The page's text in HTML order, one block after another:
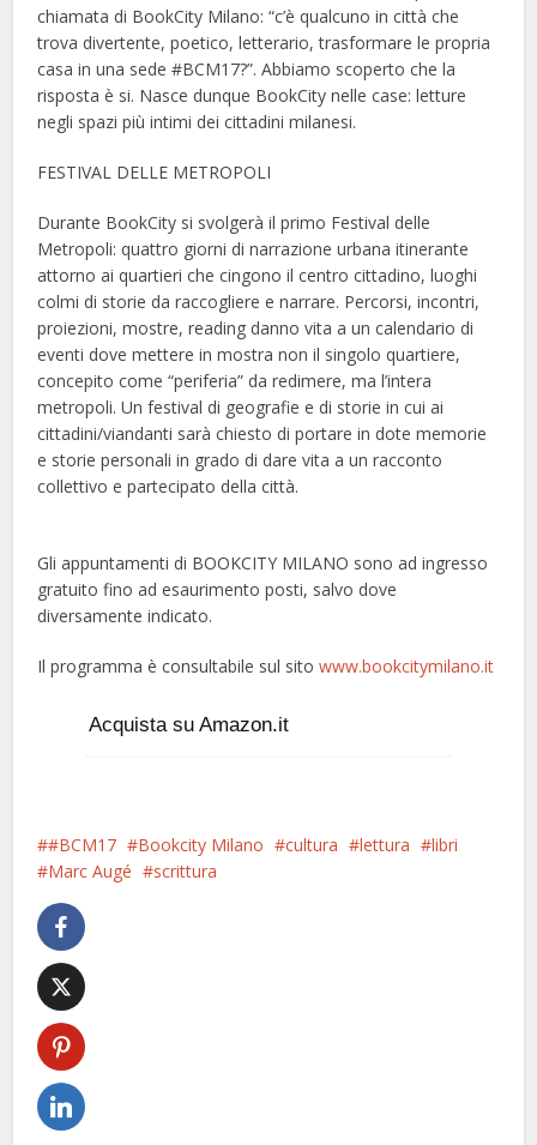
chiamata di BookCity Milano: “c’è qualcuno in città che
trova divertente, poetico, letterario, trasformare le propria
casa in una sede #BCM17?”. Abbiamo scoperto che la
risposta è si. Nasce dunque BookCity nelle case: letture
negli spazi più intimi dei cittadini milanesi.
FESTIVAL DELLE METROPOLI
Durante BookCity si svolgerà il primo Festival delle
Metropoli: quattro giorni di narrazione urbana itinerante
attorno ai quartieri che cingono il centro cittadino, luoghi
colmi di storie da raccogliere e narrare. Percorsi, incontri,
proiezioni, mostre, reading danno vita a un calendario di
eventi dove mettere in mostra non il singolo quartiere,
concepito come “periferia” da redimere, ma l’intera
metropoli. Un festival di geografie e di storie in cui ai
cittadini/viandanti sarà chiesto di portare in dote memorie
e storie personali in grado di dare vita a un racconto
collettivo e partecipato della città.
Gli appuntamenti di BOOKCITY MILANO sono ad ingresso
gratuito fino ad esaurimento posti, salvo dove
diversamente indicato.
Il programma è consultabile sul sitowww.bookcitymilano.it
Acquista su Amazon.it
#BCM17 Bookcity Milano cultura lettura
libri
Marc Augé
scrittura